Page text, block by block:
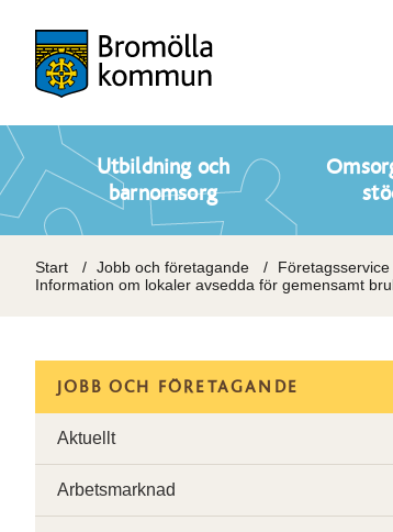
Utbildning och
barnomsorg
Start Jobb och företagande Företagsservice
Information om lokaler avsedda för gemensamt
JOBB OCH FÖRETAGANDE
Aktuellt
Arbetsmarknad